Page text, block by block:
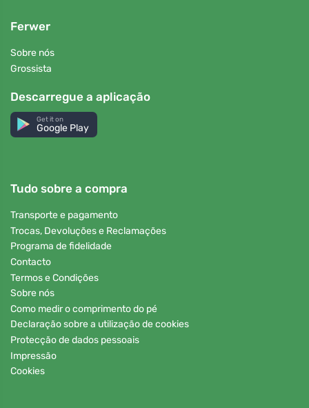
Ferwer
Sobre nós
Grossista
Descarregue a aplicação
Get it on
Google Play
Tudo sobre a compra
Transporte e pagamento
Trocas, Devoluções e Reclamações
Programa de fidelidade
Contacto
Termos e Condições
Sobre nós
Como medir o comprimento do pé
Declaração sobre a utilização de cookies
Protecção de dados pessoais
Impressão
Cookies